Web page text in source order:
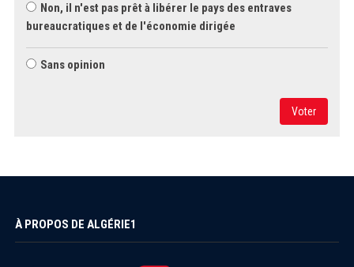
Non, il n'est pas prêt à libérer le pays des entraves
bureaucratiques et de l'économie dirigée
Sans opinion
Voter
À PROPOS DE ALGÉRIE1